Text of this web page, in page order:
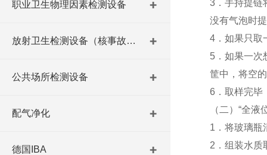
职业卫生物理因素检测设备
放射卫生检测设备（核事故与放射医学）
公共场所检测设备
配气净化
德国IBA
3．手持提链
没有气泡时
4．如果只取
5．如果一次
筐中，将空
6．取样完毕
（二）“全液
1．将玻璃瓶
2．组装水质